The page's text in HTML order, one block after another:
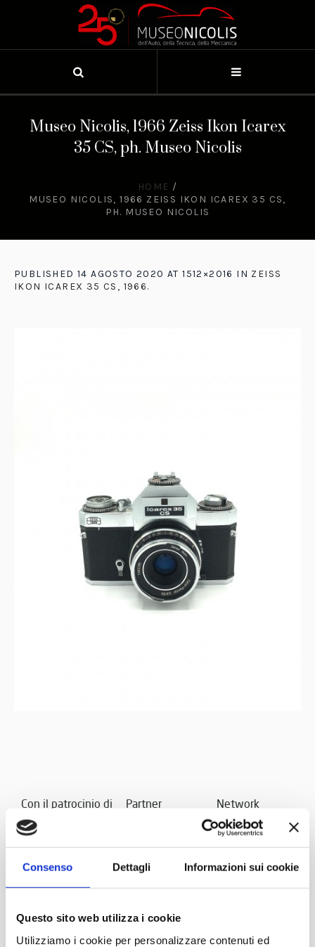
Consenso Dettagli Informazioni sui cookie
Questo sito web utilizza i cookie
Utilizziamo i cookie per personalizzare contenuti ed
Museo Nicolis, 1966 Zeiss Ikon Icarex
35 CS, ph. Museo Nicolis
HOME /
MUSEO NICOLIS, 1966 ZEISS IKON ICAREX 35 CS,
PH. MUSEO NICOLIS
PUBLISHED 14 AGOSTO 2020 AT 1512×2016 IN ZEISS
IKON ICAREX 35 CS, 1966.
Con il patrocinio di Partner Network